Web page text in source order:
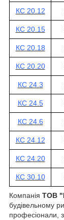
КС 20.12
КС 20.15
КС 20.18
КС 20.20
КС 24.3
КС 24.5
КС 24.6
КС 24.12
КС 24.20
КС 30.10
Компанія ТОВ
будівельному
професіонали,